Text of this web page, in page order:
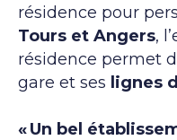
résidence pour
Tours et Angers,
résidence permet
gare et ses lignes
« Un bel